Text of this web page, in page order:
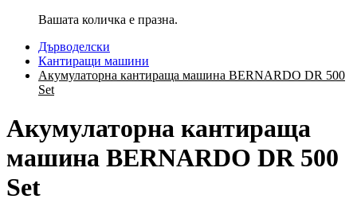
Вашата количка е празна.
Дърводелски
Кантиращи машини
Акумулаторна кантираща машина BERNARDO DR 500
Set
Акумулаторна кантираща
машина BERNARDO DR 500
Set